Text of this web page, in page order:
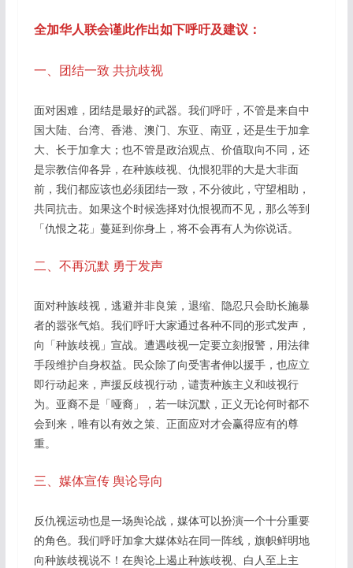
全加华人联会谨此作出如下呼吁及建议：
一、团结一致 共抗歧视
面对困难，团结是最好的武器。我们呼吁，不管是来自中
国大陆、台湾、香港、澳门、东亚、南亚，还是生于加拿
大、长于加拿大；也不管是政治观点、价值取向不同，还
是宗教信仰各异，在种族歧视、仇恨犯罪的大是大非面
前，我们都应该也必须团结一致，不分彼此，守望相助，
共同抗击。如果这个时候选择对仇恨视而不见，那么等到
「仇恨之花」蔓延到你身上，将不会再有人为你说话。
二、不再沉默 勇于发声
面对种族歧视，逃避并非良策，退缩、隐忍只会助长施暴
者的嚣张气焰。我们呼吁大家通过各种不同的形式发声，
向「种族歧视」宣战。遭遇歧视一定要立刻报警，用法律
手段维护自身权益。民众除了向受害者伸以援手，也应立
即行动起来，声援反歧视行动，谴责种族主义和歧视行
为。亚裔不是「哑裔」，若一味沉默，正义无论何时都不
会到来，唯有以有效之策、正面应对才会赢得应有的尊
重。
三、媒体宣传 舆论导向
反仇视运动也是一场舆论战，媒体可以扮演一个十分重要
的角色。我们呼吁加拿大媒体站在同一阵线，旗帜鲜明地
向种族歧视说不！在舆论上遏止种族歧视、白人至上主